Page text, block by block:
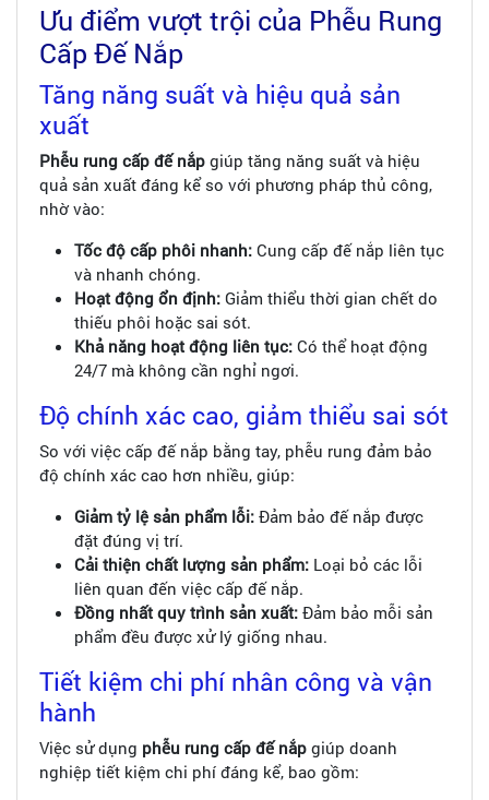
Ưu điểm vượt trội của Phễu Rung
Cấp Đế Nắp
Tăng năng suất và hiệu quả sản
xuất
Phễu rung cấp đế nắp giúp tăng năng suất và hiệu
quả sản xuất đáng kể so với phương pháp thủ công,
nhờ vào:
Tốc độ cấp phôi nhanh: Cung cấp đế nắp liên tục
và nhanh chóng.
Hoạt động ổn định: Giảm thiểu thời gian chết do
thiếu phôi hoặc sai sót.
Khả năng hoạt động liên tục: Có thể hoạt động
24/7 mà không cần nghỉ ngơi.
Độ chính xác cao, giảm thiểu sai sót
So với việc cấp đế nắp bằng tay, phễu rung đảm bảo
độ chính xác cao hơn nhiều, giúp:
Giảm tỷ lệ sản phẩm lỗi: Đảm bảo đế nắp được
đặt đúng vị trí.
Cải thiện chất lượng sản phẩm: Loại bỏ các lỗi
liên quan đến việc cấp đế nắp.
Đồng nhất quy trình sản xuất: Đảm bảo mỗi sản
phẩm đều được xử lý giống nhau.
Tiết kiệm chi phí nhân công và vận
hành
Việc sử dụng phễu rung cấp đế nắp giúp doanh
nghiệp tiết kiệm chi phí đáng kể, bao gồm: